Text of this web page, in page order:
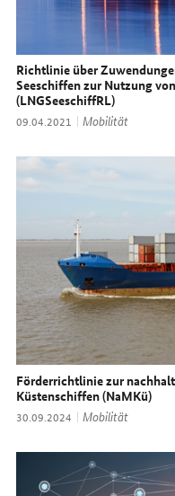
Richtlinie über
Seeschiffen zur Nutzung von
(LNGSeeschiffRL)
Datum:
09.04.2021 Thema:
Mobilität
Förderrichtlinie zur
Küstenschiffen (NaMKü)
Datum:
30.09.2024 Thema:
Mobilität